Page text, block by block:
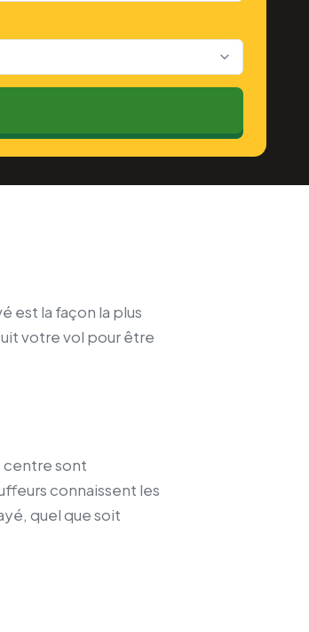
est la façon la plus
votre vol pour être
centre sont
connaissent les
quel que soit